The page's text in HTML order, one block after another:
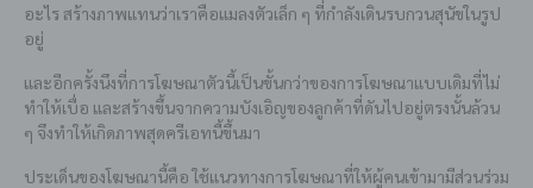
อะไร สร้างภาพแทนว่าเราคือแมลงตัวเล็ก ๆ ที่กำลังเดินรบกวนสุนัขในรูป
อยู่
และอีกครั้งนึงที่การโฆษณาตัวนี้เป็นขั้นกว่าของการโฆษณาแบบเดิมที่ไม่
ทำให้เบื่อ และสร้างขึ้นจากความบังเอิญของลูกค้าที่ดันไปอยู่ตรงนั้นล้วน
ๆ จึงทำให้เกิดภาพสุดครีเอทนี้ขึ้นมา
ประเด็นของโฆษณานี้คือ ใช้แนวทางการโฆษณาที่ให้ผู้คนเข้ามามีส่วนร่วม